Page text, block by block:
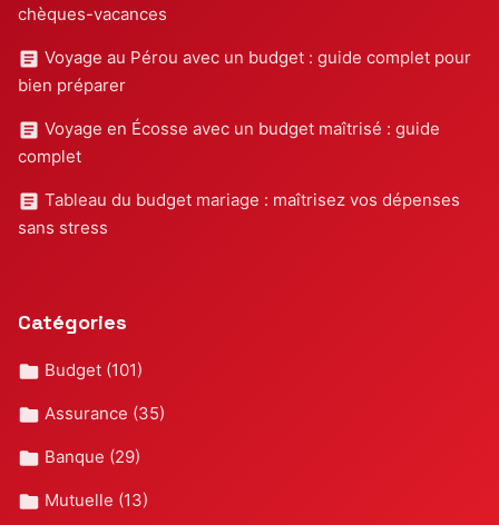
chèques-vacances
Voyage au Pérou avec un budget : guide complet pour
bien préparer
Voyage en Écosse avec un budget maîtrisé : guide
complet
Tableau du budget mariage : maîtrisez vos dépenses
sans stress
Catégories
Budget (101)
Assurance (35)
Banque (29)
Mutuelle (13)